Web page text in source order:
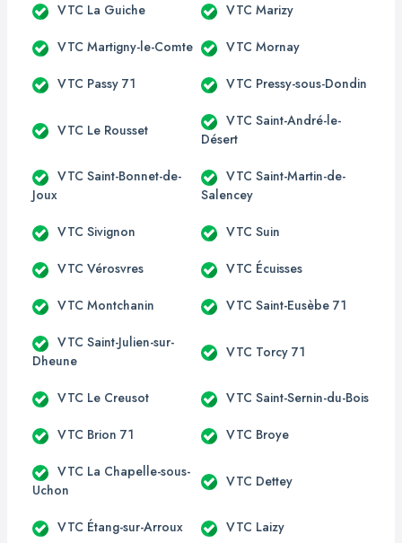
VTC La Guiche VTC Marizy
VTC Martigny-le-Comte VTC Mornay
VTC Passy 71 VTC Pressy-sous-Dondin
VTC Le Rousset
VTC Saint-André-le-
Désert
VTC Saint-Bonnet-de-
Joux
VTC Saint-Martin-de-
Salencey
VTC Sivignon VTC Suin
VTC Vérosvres VTC Écuisses
VTC Montchanin VTC Saint-Eusèbe 71
VTC Saint-Julien-sur-
Dheune
VTC Torcy 71
VTC Le Creusot VTC Saint-Sernin-du-Bois
VTC Brion 71 VTC Broye
VTC La Chapelle-sous-
Uchon
VTC Dettey
VTC Étang-sur-Arroux VTC Laizy